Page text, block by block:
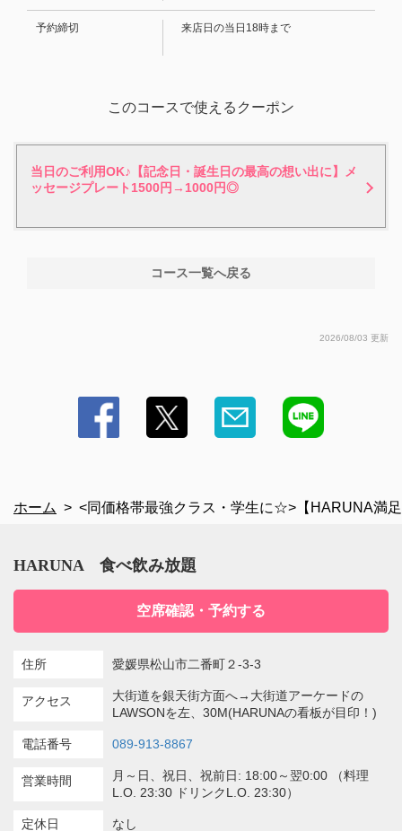
・ウーロン茶・オレンジジュース・グレープフルーツジュース等
予約締切 来店日の当日18時まで
このコースで使えるクーポン
当日のご利用OK♪【記念日・誕生日の最高の想い出に】メ
ッセージプレート1500円→1000円◎
コース一覧へ戻る
2026/08/03 更新
ホーム <同価格帯最強クラス・学生に☆>【HARUNA満
HARUNA 食べ飲み放題
空席確認・予約する
住所 愛媛県松山市二番町２-3-3
アクセス
大街道を銀天街方面へ→大街道アーケードの
LAWSONを左、30M(HARUNAの看板が目印！)
電話番号 089-913-8867
営業時間
月～日、祝日、祝前日: 18:00～翌0:00 （料理
L.O. 23:30 ドリンクL.O. 23:30）
定休日 なし